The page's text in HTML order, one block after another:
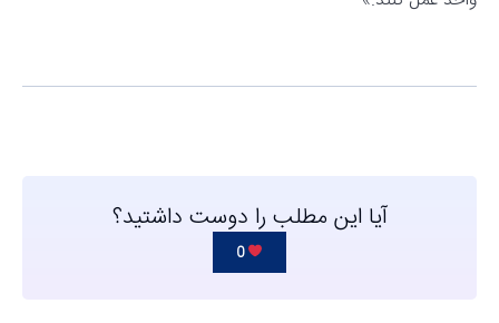
آیا این مطلب را دوست داشتید؟
0